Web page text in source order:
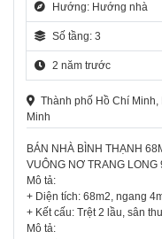
Hướng: Hướng nhà
Số tầng: 3
2 năm trước
Thành phố Hồ Chí
Minh
BÁN NHÀ BÌNH THẠNH
VUÔNG NƠ TRANG LONG
Mô tả:
+ Diện tích: 68m2, ngang
+ Kết cấu: Trệt 2 lầu, sân
Mô tả: